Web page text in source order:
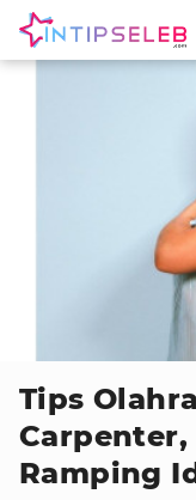
Tips
Carpenter,
Ramping